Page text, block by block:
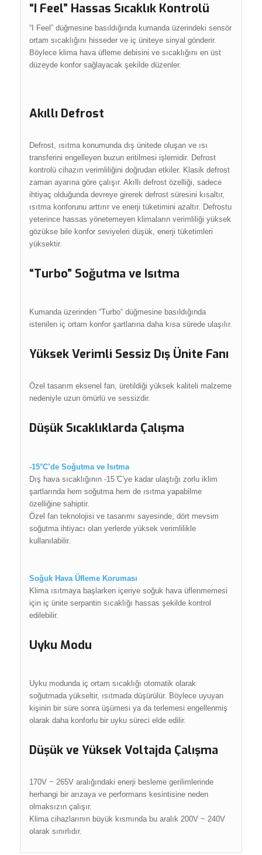
“I Feel” Hassas Sıcaklık Kontrolü
“I Feel” düğmesine basıldığında kumanda üzerindeki sensör
ortam sıcaklığını hisseder ve iç üniteye sinyal gönderir.
Böylece klima hava üfleme debisini ve sıcaklığını en üst
düzeyde konfor sağlayacak şekilde düzenler.
Akıllı Defrost
Defrost, ısıtma konumunda dış ünitede oluşan ve ısı
transferini engelleyen buzun eritilmesi işlemidir. Defrost
kontrolü cihazın verimliliğini doğrudan etkiler. Klasik defrost
zaman ayarına göre çalışır. Akıllı defrost özelliği, sadece
ihtiyaç olduğunda devreye girerek defrost süresini kısaltır,
ısıtma konforunu arttırır ve enerji tüketimini azaltır. Defrostu
yeterince hassas yönetemeyen klimaların verimliliği yüksek
gözükse bile konfor seviyeleri düşük, enerji tüketimleri
yüksektir.
“Turbo” Soğutma ve Isıtma
Kumanda üzerinden “Turbo“ düğmesine basıldığında
istenilen iç ortam konfor şartlarına daha kısa sürede ulaşılır.
Yüksek Verimli Sessiz Dış Ünite Fanı
Özel tasarım eksenel fan, üretildiği yüksek kaliteli malzeme
nedeniyle uzun ömürlü ve sessizdir.
Düşük Sıcaklıklarda Çalışma
-15°C’de Soğutma ve Isıtma
Dış hava sıcaklığının -15 ̊C’ye kadar ulaştığı zorlu iklim
şartlarında hem soğutma hem de ısıtma yapabilme
özelliğine sahiptir.
Özel fan teknolojisi ve tasarımı sayesinde, dört mevsim
soğutma ihtiyacı olan yerlerde yüksek verimlilikle
kullanılabilir.
Soğuk Hava Üfleme Koruması
Klima ısıtmaya başlarken içeriye soğuk hava üflenmemesi
için iç ünite serpantin sıcaklığı hassas şekilde kontrol
edilebilir.
Uyku Modu
Uyku modunda iç ortam sıcaklığı otomatik olarak
soğutmada yükseltir, ısıtmada düşürülür. Böylece uyuyan
kişinin bir süre sonra üşümesi ya da terlemesi engellenmiş
olarak daha konforlu bir uyku süreci elde edilir.
Düşük ve Yüksek Voltajda Çalışma
170V ~ 265V aralığındaki enerji besleme gerilimlerinde
herhangi bir arızaya ve performans kesintisine neden
olmaksızın çalışır.
Klima cihazlarının büyük kısmında bu aralık 200V ~ 240V
olarak sınırlıdır.